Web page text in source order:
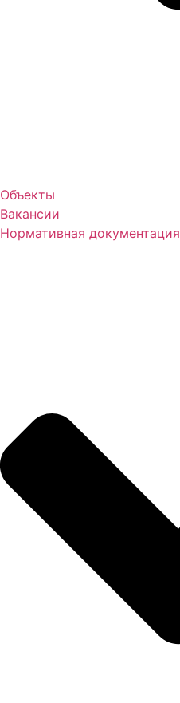
Объекты
Вакансии
Нормативная документация